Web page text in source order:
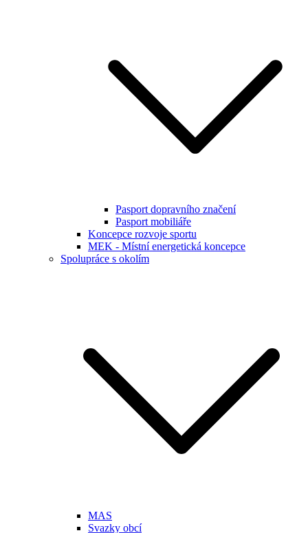
Pasport dopravního značení
Pasport mobiliáře
Koncepce rozvoje sportu
MEK - Místní energetická koncepce
Spolupráce s okolím
MAS
Svazky obcí